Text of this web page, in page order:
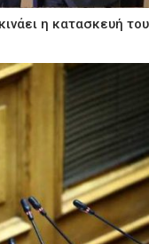
η κατασκευή του